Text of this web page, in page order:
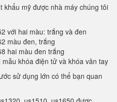
khẩu mỹ được nhà máy chúng tôi
với hai màu: trắng và đen
màu đen, trắng
hai màu đen trắng
khóa điện tử và khóa vân tay
sử dụng lớn có thể bạn quan